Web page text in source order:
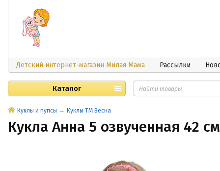
Детский интернет-магазин Милая Мама Рассылки
Каталог
Куклы и пупсы Куклы ТМ Весна
Кукла Анна 5 озвученная 42